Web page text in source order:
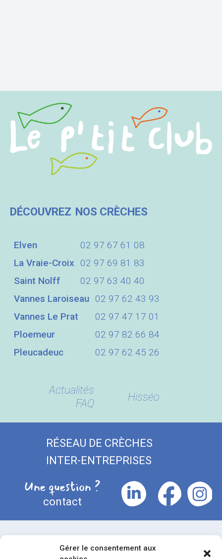
Gérer le consentement aux
DÉCOUVREZ NOS CRÈCHES
Elven
02 97 67 61 08
La Vraie-Croix
02 97 69 81 83
Saint Nolff
02 97 63 40 40
Vannes Laroiseau 02 97 62 43 93
Vannes Le Prat
02 97 47 17 01
Ploemeur
02 97 82 66 84
Pleucadeuc
02 97 62 45 26
Actualités
FAQ
Hisséo
RÉSEAU DE CRÈCHES
INTER-ENTREPRISES
Une question ?
contact
Notre podcast
Disponible sur toutes les plateformes